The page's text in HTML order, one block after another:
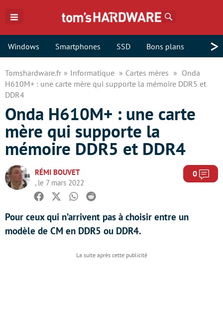
Windows Smartphones SSD Bons plans >
Tomshardware.fr Informatique Cartes mères
Onda
H610M+ : une carte mère qui supporte la mémoire DDR5 et
DDR4
Onda H610M+ : une carte
mère qui supporte la
mémoire DDR5 et DDR4
RÉMI BOUVET
, le 7 mars 2022
0
Facebook
TwitterWhatsapp
Reddit
Pour ceux qui n’arrivent pas à choisir entre un
modèle de CM en DDR5 ou DDR4.